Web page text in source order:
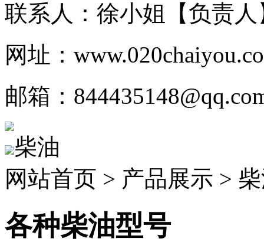
联系人：徐小姐【负责人
网址：
邮箱：
柴油
网站首页 > 产品展示 >
各种柴油型号